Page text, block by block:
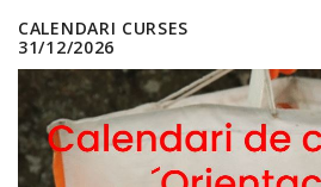
CALENDARI CURSES
31/12/2026